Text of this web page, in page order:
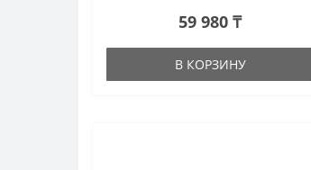
59 980 ₸
В КОРЗИНУ